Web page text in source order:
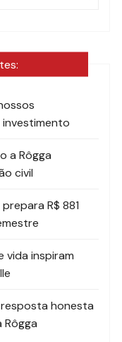
a Rôgga
civil
R$ 881
vida inspiram
honesta